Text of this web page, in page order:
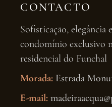
CONTACTO
Sofisticação, elegância
condomínio exclusivo
residencial do Funchal
Morada: Estrada
E-mail: